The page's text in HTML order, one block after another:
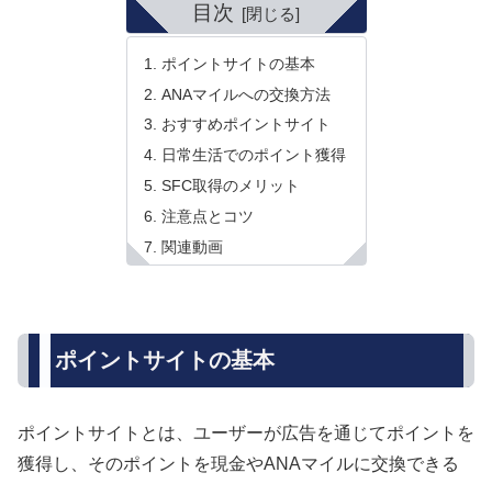
目次
ポイントサイトの基本
ANAマイルへの交換方法
おすすめポイントサイト
日常生活でのポイント獲得
SFC取得のメリット
注意点とコツ
関連動画
ポイントサイトの基本
ポイントサイトとは、ユーザーが広告を通じてポイントを
獲得し、そのポイントを現金やANAマイルに交換できる